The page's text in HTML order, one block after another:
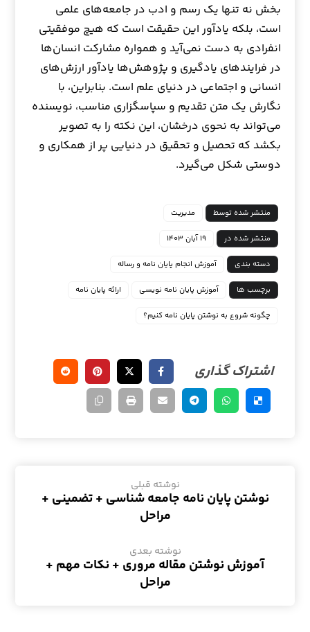
بخش نه تنها یک رسم و ادب در جامعه‌های علمی
است، بلکه یادآور این حقیقت است که هیچ موفقیتی
انفرادی به دست نمی‌آید و همواره مشارکت انسان‌ها
در فرایندهای یادگیری و پژوهش‌ها یادآور ارزش‌های
انسانی و اجتماعی در دنیای علم است. بنابراین، با
نگارش یک متن تقدیم و سپاسگزاری مناسب، نویسنده
می‌تواند به نحوی درخشان، این نکته را به تصویر
بکشد که تحصیل و تحقیق در دنیایی پر از همکاری و
دوستی شکل می‌گیرد.
منتشر شده توسط مدیریت
منتشر شده در ۱۹ آبان ۱۴۰۳
دسته بندی آموزش انجام پایان نامه و رساله
برچسب ها آموزش پایان نامه نویسی ارائه پایان نامه
چگونه شروع به نوشتن پایان نامه کنیم؟
نوشته قبلی
نوشتن پایان نامه جامعه شناسی + تضمینی +
مراحل
نوشته بعدی
آموزش نوشتن مقاله مروری + نکات مهم +
مراحل